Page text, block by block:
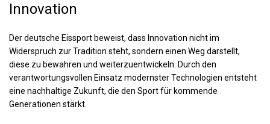
Innovation
Der deutsche Eissport beweist, dass Innovation nicht im
Widerspruch zur Tradition steht, sondern einen Weg darstellt,
diese zu bewahren und weiterzuentwickeln. Durch den
verantwortungsvollen Einsatz modernster Technologien entsteht
eine nachhaltige Zukunft, die den Sport für kommende
Generationen stärkt.